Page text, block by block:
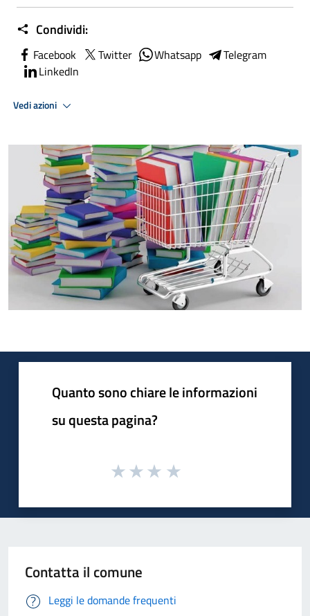
Condividi:
Facebook Twitter Whatsapp
Telegram
LinkedIn
Vedi azioni
Quanto sono chiare le informazioni
su questa pagina?
Contatta il comune
Leggi le domande frequenti